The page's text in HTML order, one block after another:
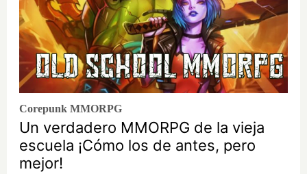
Corepunk MMORPG
Un verdadero MMORPG de la vieja
escuela ¡Cómo los de antes, pero
mejor!